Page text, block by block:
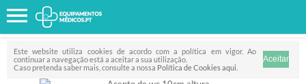
Este website utiliza cookies de acordo com a política em vigor. Ao
continuar a navegação está a aceitar a sua utilização.
Caso pretenda saber mais, consulte a nossa Política de Cookies aqui